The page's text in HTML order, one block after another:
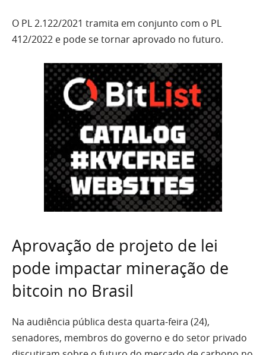
O PL 2.122/2021 tramita em conjunto com o PL
412/2022 e pode se tornar aprovado no futuro.
Aprovação de projeto de lei
pode impactar mineração de
bitcoin no Brasil
Na audiência pública desta quarta-feira (24),
senadores, membros do governo e do setor privado